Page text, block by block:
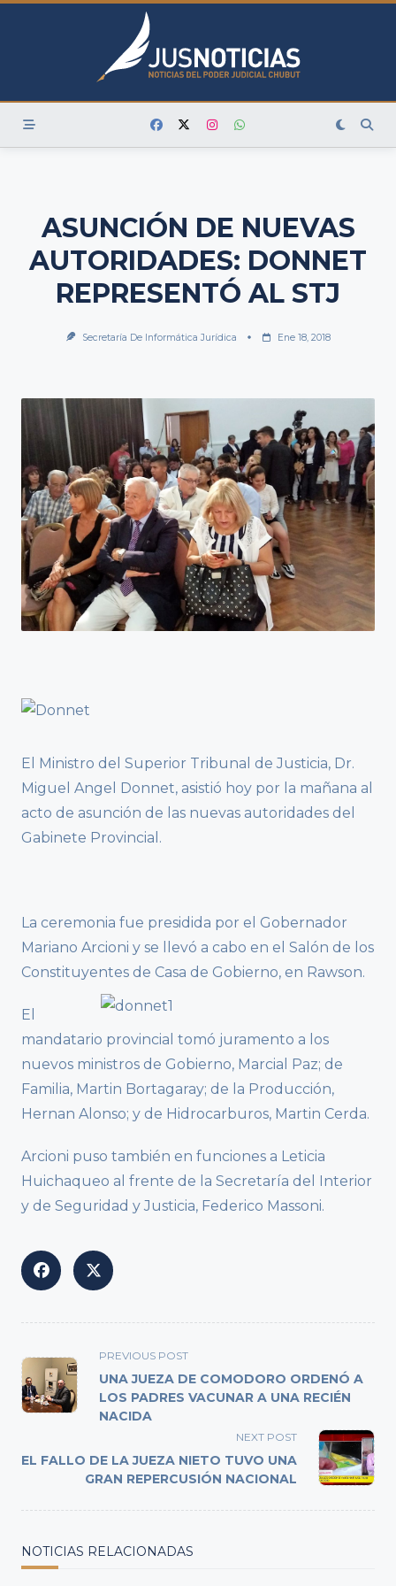
Skip
ASUNCIÓN DE NUEVAS
AUTORIDADES: DONNET
REPRESENTÓ AL STJ
Secretaría De Informática Jurídica Ene 18, 2018
El Ministro del Superior Tribunal de Justicia, Dr.
Miguel Angel Donnet, asistió hoy por la mañana al
acto de asunción de las nuevas autoridades del
Gabinete Provincial.
La ceremonia fue presidida por el Gobernador
Mariano Arcioni y se llevó a cabo en el Salón de los
Constituyentes de Casa de Gobierno, en Rawson.
El
mandatario provincial tomó juramento a los
nuevos ministros de Gobierno, Marcial Paz; de
Familia, Martin Bortagaray; de la Producción,
Hernan Alonso; y de Hidrocarburos, Martin Cerda.
Arcioni puso también en funciones a Leticia
Huichaqueo al frente de la Secretaría del Interior
y de Seguridad y Justicia, Federico Massoni.
<span
class="nav-
subtitle
screen-
text">Page</span>
PREVIOUS POST
UNA JUEZA DE COMODORO ORDENÓ A
LOS PADRES VACUNAR A UNA RECIÉN
NACIDA
NEXT POST
EL FALLO DE LA JUEZA NIETO TUVO UNA
GRAN REPERCUSIÓN NACIONAL
NOTICIAS RELACIONADAS